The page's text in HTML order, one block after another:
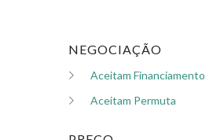
NEGOCIAÇÃO
Aceitam Financiamento
Aceitam Permuta